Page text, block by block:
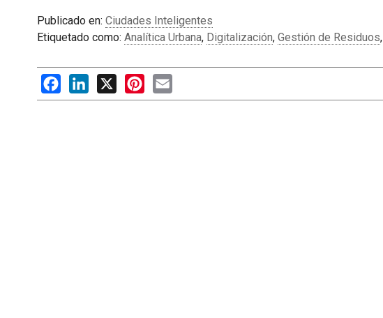
Publicado en: Ciudades Inteligentes
Etiquetado como: Analítica Urbana, Digitalización, Gestión de Residuos,
FacebookLinkedIn
X PinterestEmail